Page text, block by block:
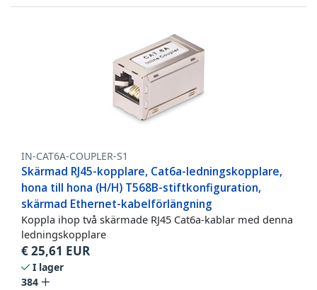
IN-CAT6A-COUPLER-S1
Skärmad RJ45-kopplare, Cat6a-ledningskopplare,
hona till hona (H/H) T568B-stiftkonfiguration,
skärmad Ethernet-kabelförlängning
Koppla ihop två skärmade RJ45 Cat6a-kablar med denna
ledningskopplare
€25,61 EUR
I lager
384